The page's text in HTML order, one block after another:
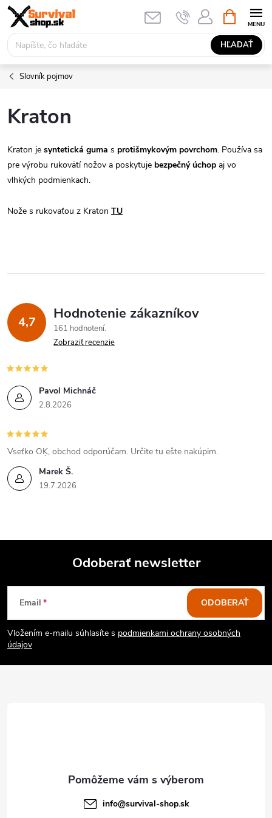
Prejsť
obsah
HĽADAŤ
KOŠÍK
Slovník pojmov
Kraton
Kraton je syntetická guma s protišmykovým povrchom. Používa sa
pre výrobu rukovätí nožov a poskytuje bezpečný úchop aj vo
vlhkých podmienkach.
Nože s rukovaťou z Kraton TU
4,7 Hodnotenie zákazníkov
161 hodnotení
Zobraziť recenzie
Pavol Michnáč
2.8.2026
Marek Š.
19.7.2026
Vseťko OĶ, obchod odporúčam. Určite tu ešte nakúpim.
Z
á
p
Odoberať newsletter
Email
Vložením e-mailu súhlasíte s podmienkami ochrany osobných
údajov
ODOBERAŤ
info@survival-shop.sk